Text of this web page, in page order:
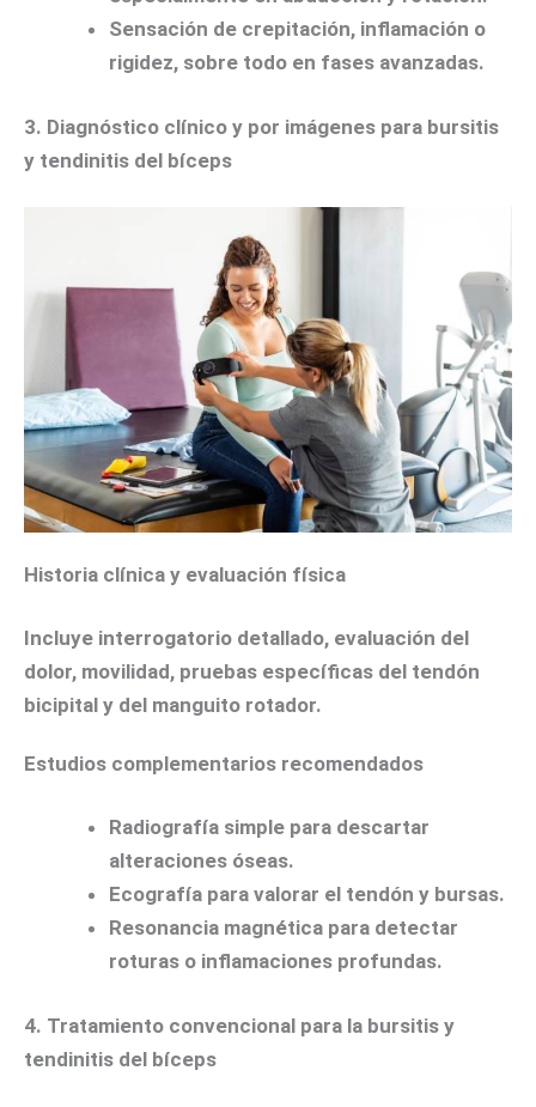
Sensación de crepitación, inflamación o
rigidez, sobre todo en fases avanzadas.
3. Diagnóstico clínico y por imágenes para bursitis
y tendinitis del bíceps
Historia clínica y evaluación física
Incluye interrogatorio detallado, evaluación del
dolor, movilidad, pruebas específicas del tendón
bicipital y del manguito rotador.
Estudios complementarios recomendados
Radiografía simple para descartar
alteraciones óseas.
Ecografía para valorar el tendón y bursas.
Resonancia magnética para detectar
roturas o inflamaciones profundas.
4. Tratamiento convencional para la bursitis y
tendinitis del bíceps